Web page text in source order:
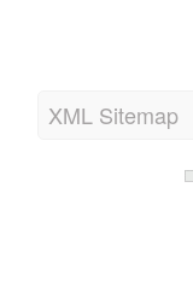
XML Sitemap